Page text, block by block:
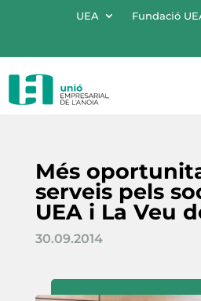
UEA Fundació
Més
serveis pels
UEA i La Veu
30.09.2014